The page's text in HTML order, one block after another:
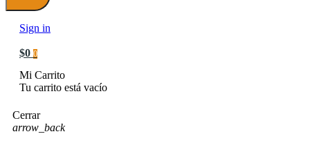
Sign in
$0 0
Mi Carrito
Tu carrito está vacío
Cerrar
arrow_back